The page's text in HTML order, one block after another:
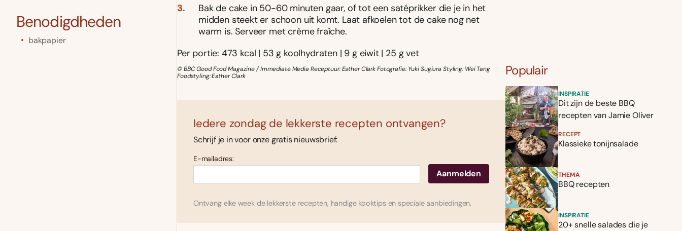
Benodigdheden
bakpapier
Bak de cake in 50-60 minuten gaar, of tot een satéprikker die je in het
midden steekt er schoon uit komt. Laat afkoelen tot de cake nog net
warm is. Serveer met crème fraîche.
Per portie: 473 kcal | 53 g koolhydraten | 9 g eiwit | 25 g vet
© BBC Good Food Magazine / Immediate Media Receptuur: Esther Clark Fotografie: Yuki Sugiura Styling: Wei Tang
Foodstyling: Esther Clark
Iedere zondag de lekkerste recepten ontvangen?
Schrijf je in voor onze gratis nieuwsbrief:
E-mailadres:
Ontvang elke week de lekkerste recepten, handige kooktips en speciale aanbiedingen.
Populair
INSPIRATIE
Dit zijn de beste BBQ
recepten van Jamie Oliver
RECEPT
Klassieke tonijnsalade
THEMA
BBQ recepten
INSPIRATIE
20+ snelle salades die je